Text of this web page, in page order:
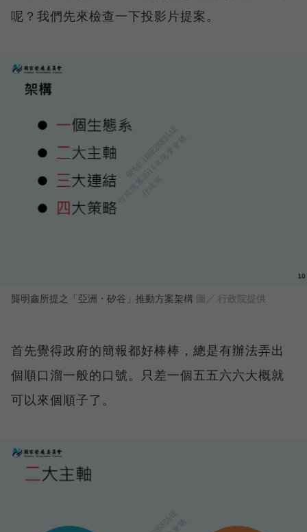
呢？我們先來檢查一下投影片提案。
龔明鑫所提之「亞洲・矽谷」推動方案架構 圖／ 行政院提供
首先覺得政府的簡報都好棒棒，總是有辦法弄出
個順口溜一般的口號。只差一個五五六六大概就
可以來個順子了。